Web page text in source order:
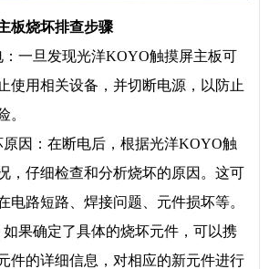
板烧坏排查步骤
：一旦发现光洋KOYO触摸屏主板可
使用相关设备，并切断电源，以防止
。
因：在断电后，根据光洋KOYO触
，仔细检查和分析烧坏的原因。这可
电路短路、焊接问题、元件损坏等。
果确定了具体的烧坏元件，可以携
件的详细信息，对相应的新元件进行